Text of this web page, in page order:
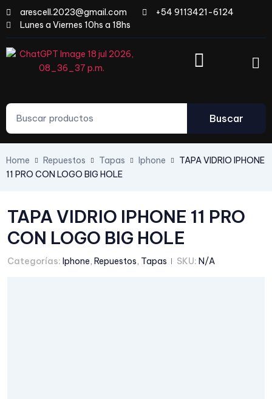
arescell.2023@gmail.com
+54 9113421-6124
Lunes a Viernes 10hs a 18hs
Buscar
Home Repuestos Tapas Iphone
TAPA VIDRIO IPHONE
11 PRO CON LOGO BIG HOLE
TAPA VIDRIO IPHONE 11 PRO
CON LOGO BIG HOLE
Categorías: Iphone, Repuestos, Tapas SKU: N/A